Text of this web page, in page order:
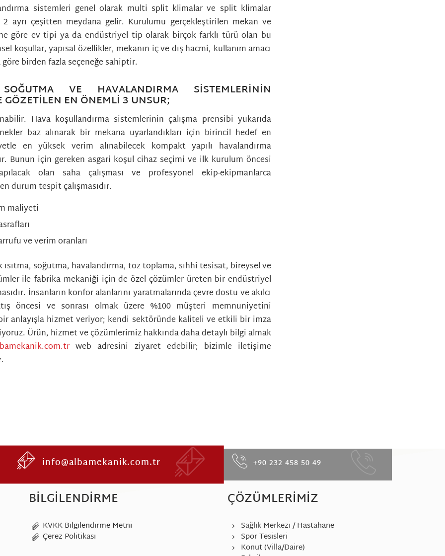
sistemleri genel olarak multi split klimalar ve split klimalar
ayrı çeşitten meydana gelir. Kurulumu gerçekleştirilen mekan ve
göre ev tipi ya da endüstriyel tip olarak birçok farklı türü olan bu
koşullar, yapısal özellikler, mekanın iç ve dış hacmi, kullanım amacı
birden fazla seçeneğe sahiptir.
VE HAVALANDIRMA SISTEMLERININ
GÖZETILEN EN ÖNEMLI 3 UNSUR;
Hava koşullandırma sistemlerinin çalışma prensibi yukarıda
baz alınarak bir mekana uyarlandıkları için birincil hedef en
en yüksek verim alınabilecek kompakt yapılı havalandırma
Bunun için gereken asgari koşul cihaz seçimi ve ilk kurulum öncesi
olan saha çalışması ve profesyonel ekip-ekipmanlarca
durum tespit çalışmasıdır.
maliyeti
ve verim oranları
ısıtma, soğutma, havalandırma, toz toplama, sıhhi tesisat, bireysel ve
ile fabrika mekaniği için de özel çözümler üreten bir endüstriyel
İnsanların konfor alanlarını yaratmalarında çevre dostu ve akılcı
öncesi ve sonrası olmak üzere %100 müşteri memnuniyetini
anlayışla hizmet veriyor; kendi sektöründe kaliteli ve etkili bir imza
Ürün, hizmet ve çözümlerimiz hakkında daha detaylı bilgi almak
web adresini ziyaret edebilir; bizimle iletişime
info@albamekanik.com.tr +90 232 458 50 49
BILGILENDIRME
KVKK Bilgilendirme Metni
Çerez Politikası
ÇÖZÜMLERIMIZ
Sağlık Merkezi / Hastahane
Spor Tesisleri
Konut (Villa/Daire)